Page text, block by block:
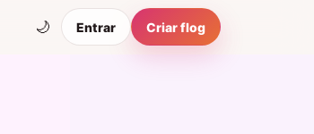
🌙 Entrar Criar flog